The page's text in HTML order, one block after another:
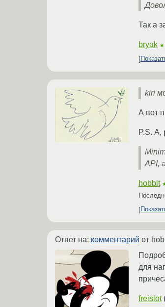
Так а
bryak
kiri
А вот
P.S. А,
API,
hobbit
Ответ на: комментарий от
для
freislot